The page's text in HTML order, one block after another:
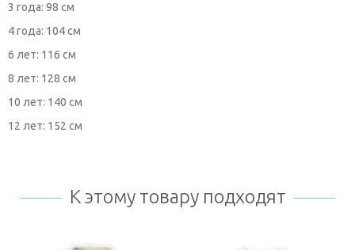
3 года: 98 см
4 года: 104 см
6 лет: 116 см
8 лет: 128 см
10 лет: 140 см
12 лет: 152 см
К этому товару подходят